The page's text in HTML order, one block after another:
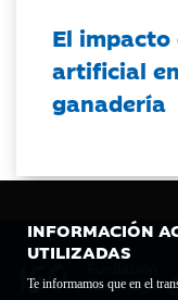
INFORMACIÓN
UTILIZADAS
Te informamos que en el
El
artificial
ganadería